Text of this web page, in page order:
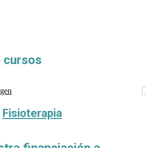
cursos
Fisioterapia